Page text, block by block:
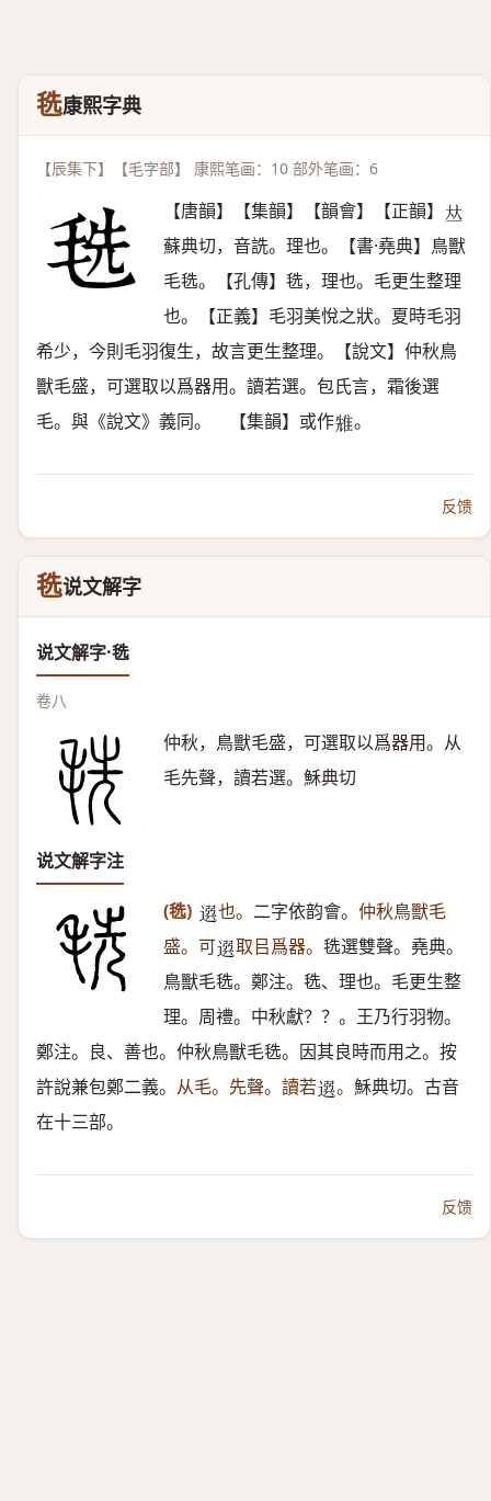
毨康熙字典
【辰集下】【毛字部】 康熙笔画：10 部外笔画：6
【唐韻】【集韻】【韻會】【正韻】 𠀤
蘇典切，音詵。理也。【書·堯典】鳥獸
毛毨。【孔傳】毨，理也。毛更生整理
也。【正義】毛羽美悅之狀。夏時毛羽
希少，今則毛羽復生，故言更生整理。【說文】仲秋鳥
獸毛盛，可選取以爲器用。讀若選。包氏言，霜後選
毛。與《說文》義同。 【集韻】或作𨾷 。
反馈
毨说文解字
说文解字·毨
卷八
仲秋，鳥獸毛盛，可選取以爲器用。从
毛先聲，讀若選。穌典切
说文解字注
(毨) 𨕖 也。 二字依韵會。 仲秋鳥獸毛
盛。可𨕖 取㠯爲器。 毨選雙聲。堯典。
鳥獸毛毨。鄭注。毨、理也。毛更生整
理。周禮。中秋獻？？。王乃行羽物。
鄭注。良、善也。仲秋鳥獸毛毨。因其良時而用之。按
許說兼包鄭二義。 从毛。先聲。讀若𨕖 。 穌典切。古音
在十三部。
反馈